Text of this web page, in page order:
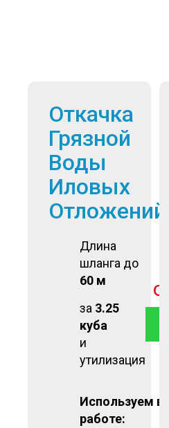
Откачка
Грязной
Воды
Иловых
Отложений
Длина
шланга до
60 м
за 3.25
куба
и
утилизация
от
Используем в
работе: